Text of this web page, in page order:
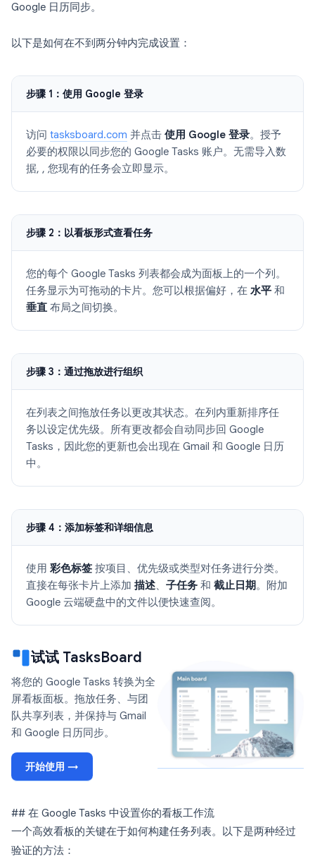
Google 日历同步。
以下是如何在不到两分钟内完成设置：
步骤 1：使用 Google 登录
访问 tasksboard.com 并点击 使用 Google 登录。授予
必要的权限以同步您的 Google Tasks 账户。无需导入数
据, , 您现有的任务会立即显示。
步骤 2：以看板形式查看任务
您的每个 Google Tasks 列表都会成为面板上的一个列。
任务显示为可拖动的卡片。您可以根据偏好，在 水平 和
垂直 布局之间切换。
步骤 3：通过拖放进行组织
在列表之间拖放任务以更改其状态。在列内重新排序任
务以设定优先级。所有更改都会自动同步回 Google
Tasks，因此您的更新也会出现在 Gmail 和 Google 日历
中。
步骤 4：添加标签和详细信息
使用 彩色标签 按项目、优先级或类型对任务进行分类。
直接在每张卡片上添加 描述、 子任务 和 截止日期。附加
Google 云端硬盘中的文件以便快速查阅。
试试 TasksBoard
将您的 Google Tasks 转换为全
屏看板面板。拖放任务、与团
队共享列表，并保持与 Gmail
和 Google 日历同步。
开始使用 →
## 在 Google Tasks 中设置你的看板工作流
一个高效看板的关键在于如何构建任务列表。以下是两种经过
验证的方法：